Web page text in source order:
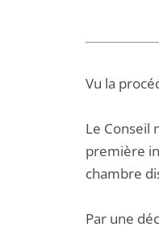
Vu la
Le Conseil
première
chambre
Par une